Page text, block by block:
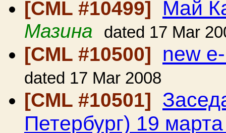
[CML #10499] Май
Мазина dated 17 Mar
[CML #10500] new
dated 17 Mar 2008
[CML #10501]
Петербург) 19